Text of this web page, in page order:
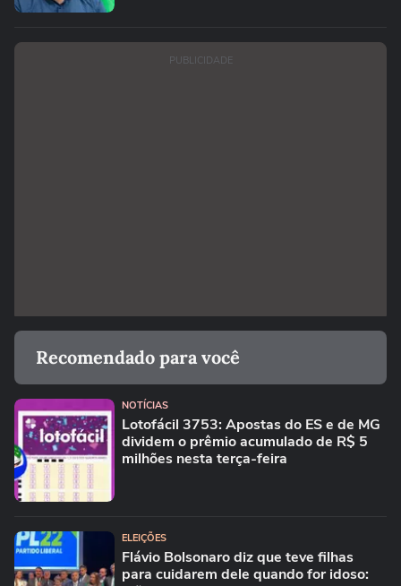
PUBLICIDADE
Recomendado para você
NOTÍCIAS
Lotofácil 3753: Apostas do ES e de MG
dividem o prêmio acumulado de R$ 5
milhões nesta terça-feira
ELEIÇÕES
Flávio Bolsonaro diz que teve filhas
para cuidarem dele quando for idoso: